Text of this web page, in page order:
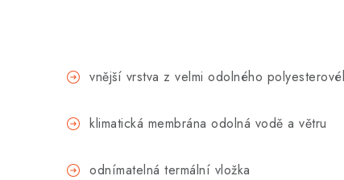
vnější vrstva z velmi odolného
klimatická membrána odolná vodě a větru
odnímatelná termální vložka